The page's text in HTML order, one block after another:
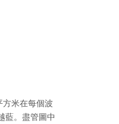
米在每個波
藍。盡管圖中